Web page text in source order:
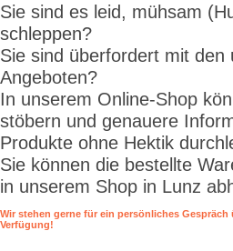
Sie sind es leid, mühsam
schleppen?
Sie sind überfordert mit den
Angeboten?
In unserem Online-Shop
stöbern und genauere
Produkte ohne Hektik
Sie können die bestellte
in unserem Shop in Lunz
Wir stehen gerne für ein persönliches
Verfügung!